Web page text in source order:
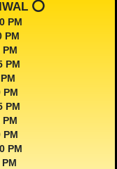
⭕️
PM
PM
PM
PM
PM
PM
PM
PM
PM